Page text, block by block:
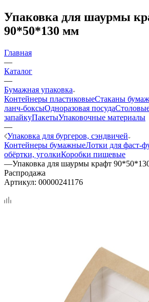
Упаковка для шаурмы
90*50*130 мм
Главная
—
Каталог
—
Бумажная упаковка
Контейнеры пластиковыеСтаканы
ланч-боксыОдноразовая посуда
запайкуПакетыУпаковочные материалы
—
Упаковка для бургеров, сэндвичей
Контейнеры бумажныеЛотки для фаст-
обёртки, уголкиКоробки пищевые
—Упаковка для шаурмы крафт
Распродажа
Артикул: 00000241176